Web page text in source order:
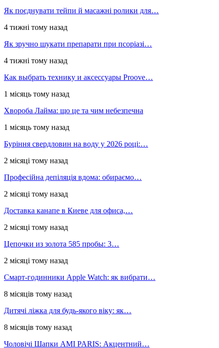
Як поєднувати тейпи й масажні ролики для…
4 тижні тому назад
Як зручно шукати препарати при псоріазі…
4 тижні тому назад
Как выбрать технику и аксессуары Proove…
1 місяць тому назад
Хвороба Лайма: що це та чим небезпечна
1 місяць тому назад
Буріння свердловин на воду у 2026 році:…
2 місяці тому назад
Професійна депіляція вдома: обираємо…
2 місяці тому назад
Доставка канапе в Киеве для офиса,…
2 місяці тому назад
Цепочки из золота 585 пробы: 3…
2 місяці тому назад
Смарт-годинники Apple Watch: як вибрати…
8 місяців тому назад
Дитячі ліжка для будь-якого віку: як…
8 місяців тому назад
Чоловічі Шапки AMI PARIS: Акцентний…